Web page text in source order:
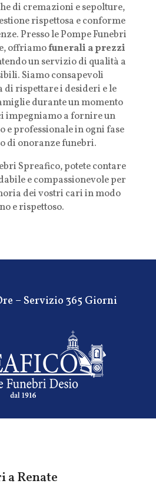
di cremazioni e sepolture,
rispettosa e conforme
Presso le Pompe Funebri
offriamofunerali a prezzi
un servizio di qualità a
Siamo consapevoli
di rispettare i desideri e le
durante un momento
impegniamo a fornire un
e professionale in ogni fase
di onoranze funebri.
Spreafico, potete contare
e compassionevole per
dei vostri cari in modo
e rispettoso.
– Servizio 365 Giorni
a Renate